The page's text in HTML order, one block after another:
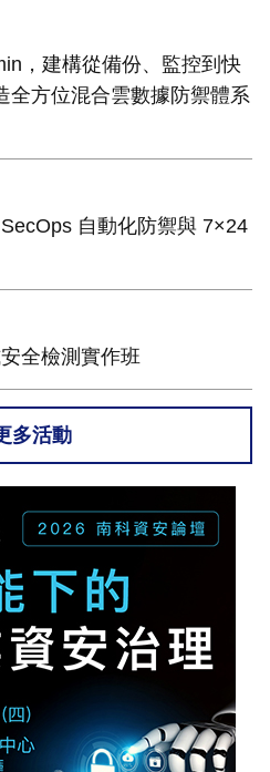
，建構從備份、監控到快
全方位混合雲數據防禦體系
自動化防禦與 7×24
全檢測實作班
多活動